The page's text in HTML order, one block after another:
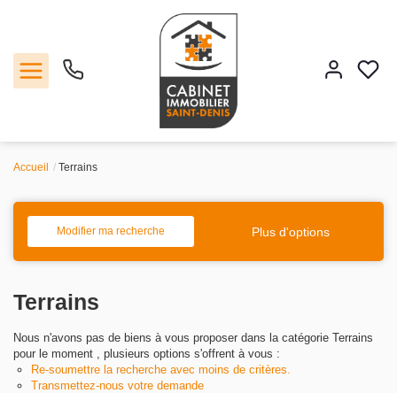
Location
Agence
Contact
Accueil Terrains
Modifier ma recherche Plus d'options
Terrains
Nous n'avons pas de biens à vous proposer dans la catégorie Terrains
pour le moment , plusieurs options s'offrent à vous :
Re-soumettre la recherche avec moins de critères.
Transmettez-nous votre demande